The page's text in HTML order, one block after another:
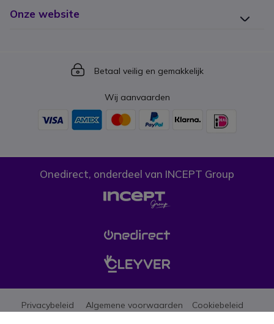
Onze website
Icon
Betaal veilig en gemakkelijk
Wij aanvaarden
Onedirect, onderdeel van INCEPT Group
Privacybeleid Algemene voorwaarden Cookiebeleid